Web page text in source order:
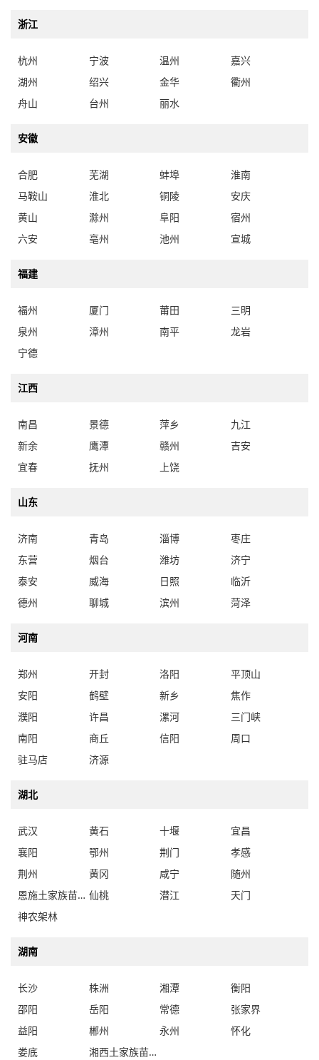
浙江
杭州 宁波 温州
嘉兴
湖州
绍兴 金华
衢州
舟山
台州 丽水
安徽
合肥 芜湖 蚌埠
淮南
马鞍山
淮北 铜陵
安庆
黄山
滁州 阜阳
宿州
六安
亳州 池州 宣城
福建
福州 厦门 莆田
三明
泉州
漳州 南平
龙岩
宁德
江西
南昌 景德 萍乡
九江
新余
鹰潭 赣州
吉安
宜春
抚州 上饶
山东
济南 青岛 淄博
枣庄
东营
烟台 潍坊
济宁
泰安
威海 日照
临沂
德州
聊城 滨州 菏泽
河南
郑州 开封 洛阳
平顶山
安阳
鹤壁 新乡
焦作
濮阳
许昌 漯河
三门峡
南阳
商丘 信阳
周口
驻马店
济源
湖北
武汉 黄石 十堰
宜昌
襄阳
鄂州 荆门
孝感
荆州
黄冈 咸宁
随州
恩施土家族苗族自治州 仙桃 潜江
天门
神农架林
湖南
长沙 株洲 湘潭
衡阳
邵阳
岳阳 常德
张家界
益阳
郴州 永州
怀化
娄底
湘西土家族苗族自治州